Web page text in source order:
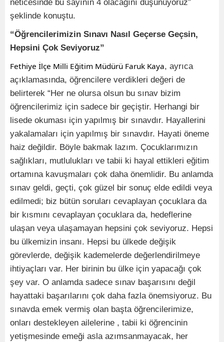
neticesinde bu sayının 4 olacağını düşünüyoruz”
şeklinde konuştu.
“Öğrencilerimizin Sınavı Nasıl Geçerse Geçsin,
Hepsini Çok Seviyoruz”
Fethiye İlçe Milli Eğitim Müdürü Faruk Kaya, ayrıca
açıklamasında, öğrencilere verdikleri değeri de
belirterek “Her ne olursa olsun bu sınav bizim
öğrencilerimiz için sadece bir geçiştir. Herhangi bir
lisede okuması için yapılmış bir sınavdır. Hayallerini
yakalamaları için yapılmış bir sınavdır. Hayati öneme
haiz değildir. Böyle bakmak lazım. Çocuklarımızın
sağlıkları, mutlulukları ve tabii ki hayal ettikleri eğitim
ortamına kavuşmaları çok daha önemlidir. Bu anlamda
sınav geldi, geçti, çok güzel bir sonuç elde edildi veya
edilmedi; biz bütün soruları cevaplayan çocuklara da
bir kısmını cevaplayan çocuklara da, hedeflerine
ulaşan veya ulaşamayan hepsini çok seviyoruz. Hepsi
bu ülkemizin insanı. Hepsi bu ülkede değişik
görevlerde, değişik kademelerde değerlendirilmeye
ihtiyaçları var. Her birinin bu ülke için yapacağı çok
şey var. O anlamda sadece sınav başarısını değil
hayattaki başarılarını çok daha fazla önemsiyoruz. Bu
sınavda emek vermiş olan başta öğrencilerimize,
onları destekleyen ailelerine , tabii ki öğrencinin
yetişmesinde emeği asla azımsanmayacak, her